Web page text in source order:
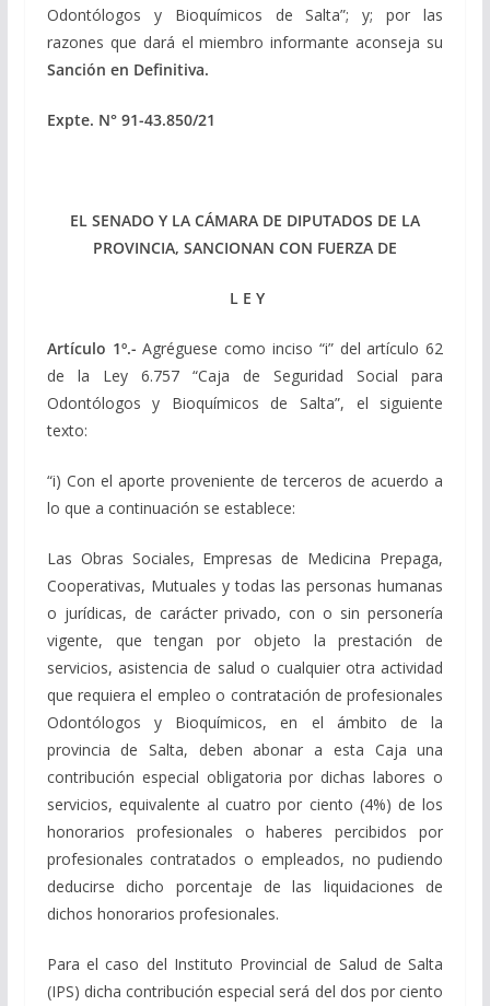
Odontólogos y Bioquímicos de Salta”; y; por las
razones que dará el miembro informante aconseja su
Sanción en Definitiva.
Expte. N° 91-43.850/21
EL SENADO Y LA CÁMARA DE DIPUTADOS DE LA
PROVINCIA, SANCIONAN CON FUERZA DE
L E Y
Artículo 1º.-Agréguese como inciso “i” del artículo 62
de la Ley 6.757 “Caja de Seguridad Social para
Odontólogos y Bioquímicos de Salta”, el siguiente
texto:
“i) Con el aporte proveniente de terceros de acuerdo a
lo que a continuación se establece:
Las Obras Sociales, Empresas de Medicina Prepaga,
Cooperativas, Mutuales y todas las personas humanas
o jurídicas, de carácter privado, con o sin personería
vigente, que tengan por objeto la prestación de
servicios, asistencia de salud o cualquier otra actividad
que requiera el empleo o contratación de profesionales
Odontólogos y Bioquímicos, en el ámbito de la
provincia de Salta, deben abonar a esta Caja una
contribución especial obligatoria por dichas labores o
servicios, equivalente al cuatro por ciento (4%) de los
honorarios profesionales o haberes percibidos por
profesionales contratados o empleados, no pudiendo
deducirse dicho porcentaje de las liquidaciones de
dichos honorarios profesionales.
Para el caso del Instituto Provincial de Salud de Salta
(IPS) dicha contribución especial será del dos por ciento